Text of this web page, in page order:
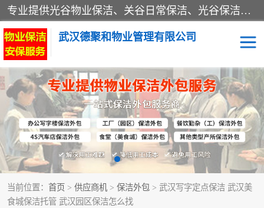
专业提供光谷物业保洁、关谷日常保洁、光谷保洁外包及武汉其他城区的单位日常保洁 武汉德聚和物业管理有限公司致力于打造中国专业物业保洁服务、日常保洁及其他保洁清洗外包服务。自公司成立以来提倡以先进的物业管理理念和模式经营，谋篇布局，以“至诚服务、精益求精、规范管理、锐意拓新”为质量方针，强化内部管理，为业主提供专业化、标准化和精细化的全方位物业服务，管理服务水平得到了广大业主和业内人士的一致好评。
武汉德聚和物业管理有限公司
当前位置： 首页 > 供应商机 > 保洁外包 > 武汉写字定点保洁 武汉美
食城保洁托管 武汉园区保洁怎么找
保洁外包